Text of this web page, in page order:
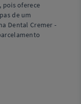
pois oferece
de um
Dental Cremer -